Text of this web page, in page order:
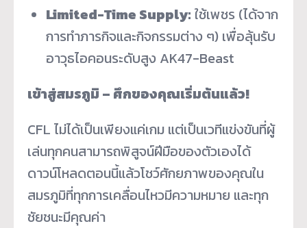
Limited-Time Supply: ใช้เพชร (ได้จาก
การทำภารกิจและกิจกรรมต่าง ๆ) เพื่อลุ้นรับ
อาวุธไอคอนระดับสูง AK47-Beast
เข้าสู่สมรภูมิ – ศึกของคุณเริ่มต้นแล้ว!
CFL ไม่ได้เป็นเพียงแค่เกม แต่เป็นเวทีแข่งขันที่ผู้
เล่นทุกคนสามารถพิสูจน์ฝีมือของตัวเองได้
ดาวน์โหลดตอนนี้แล้วโชว์ศักยภาพของคุณใน
สมรภูมิที่ทุกการเคลื่อนไหวมีความหมาย และทุก
ชัยชนะมีคุณค่า